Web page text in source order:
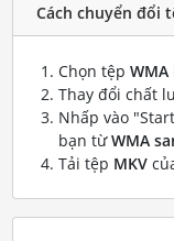
Cách chuyển đổi
Chọn tệp WMA
Thay đổi chất
Nhấp vào
bạn từWMA
Tải tệp MKV